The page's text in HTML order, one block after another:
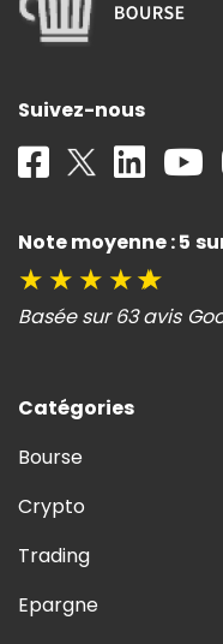
Suivez-nous
Note moyenne : 5
★ ★ ★ ★★
Basée sur 63 avis
Catégories
Bourse
Crypto
Trading
Epargne